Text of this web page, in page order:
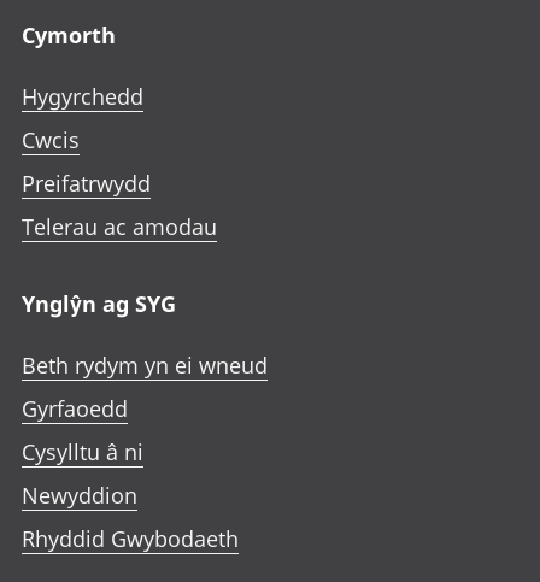
Cymorth
Hygyrchedd
Cwcis
Preifatrwydd
Telerau ac amodau
Ynglŷn ag SYG
Beth rydym yn ei wneud
Gyrfaoedd
Cysylltu â ni
Newyddion
Rhyddid Gwybodaeth